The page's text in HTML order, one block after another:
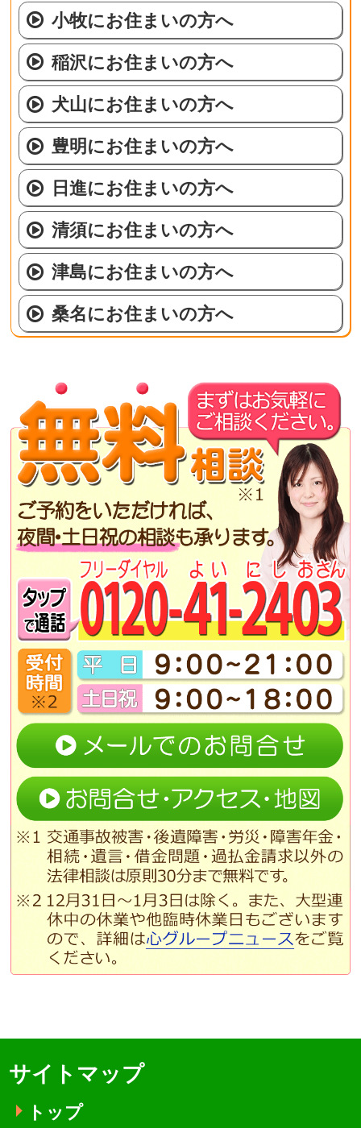
小牧にお住まいの方へ
稲沢にお住まいの方へ
犬山にお住まいの方へ
豊明にお住まいの方へ
日進にお住まいの方へ
清須にお住まいの方へ
津島にお住まいの方へ
桑名にお住まいの方へ
サイトマップ
トップ